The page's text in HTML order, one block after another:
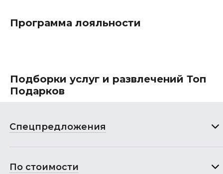
Программа лояльности
Подборки услуг и развлечений Топ
Подарков
Спецпредложения
По стоимости